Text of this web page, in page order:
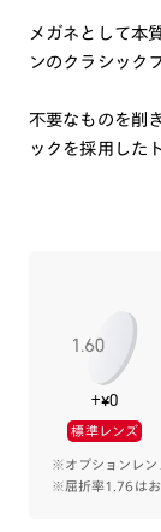
メガネとして本
ンのクラシック
不要なものを削
ックを採用した
を重ねた光沢感
+¥0
標準レンズ
※オプションレン
※屈折率1.76はお